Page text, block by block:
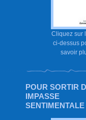
Cliquez sur
ci-dessus
savoir
POUR SORTIR
IMPASSE
SENTIMENTALE